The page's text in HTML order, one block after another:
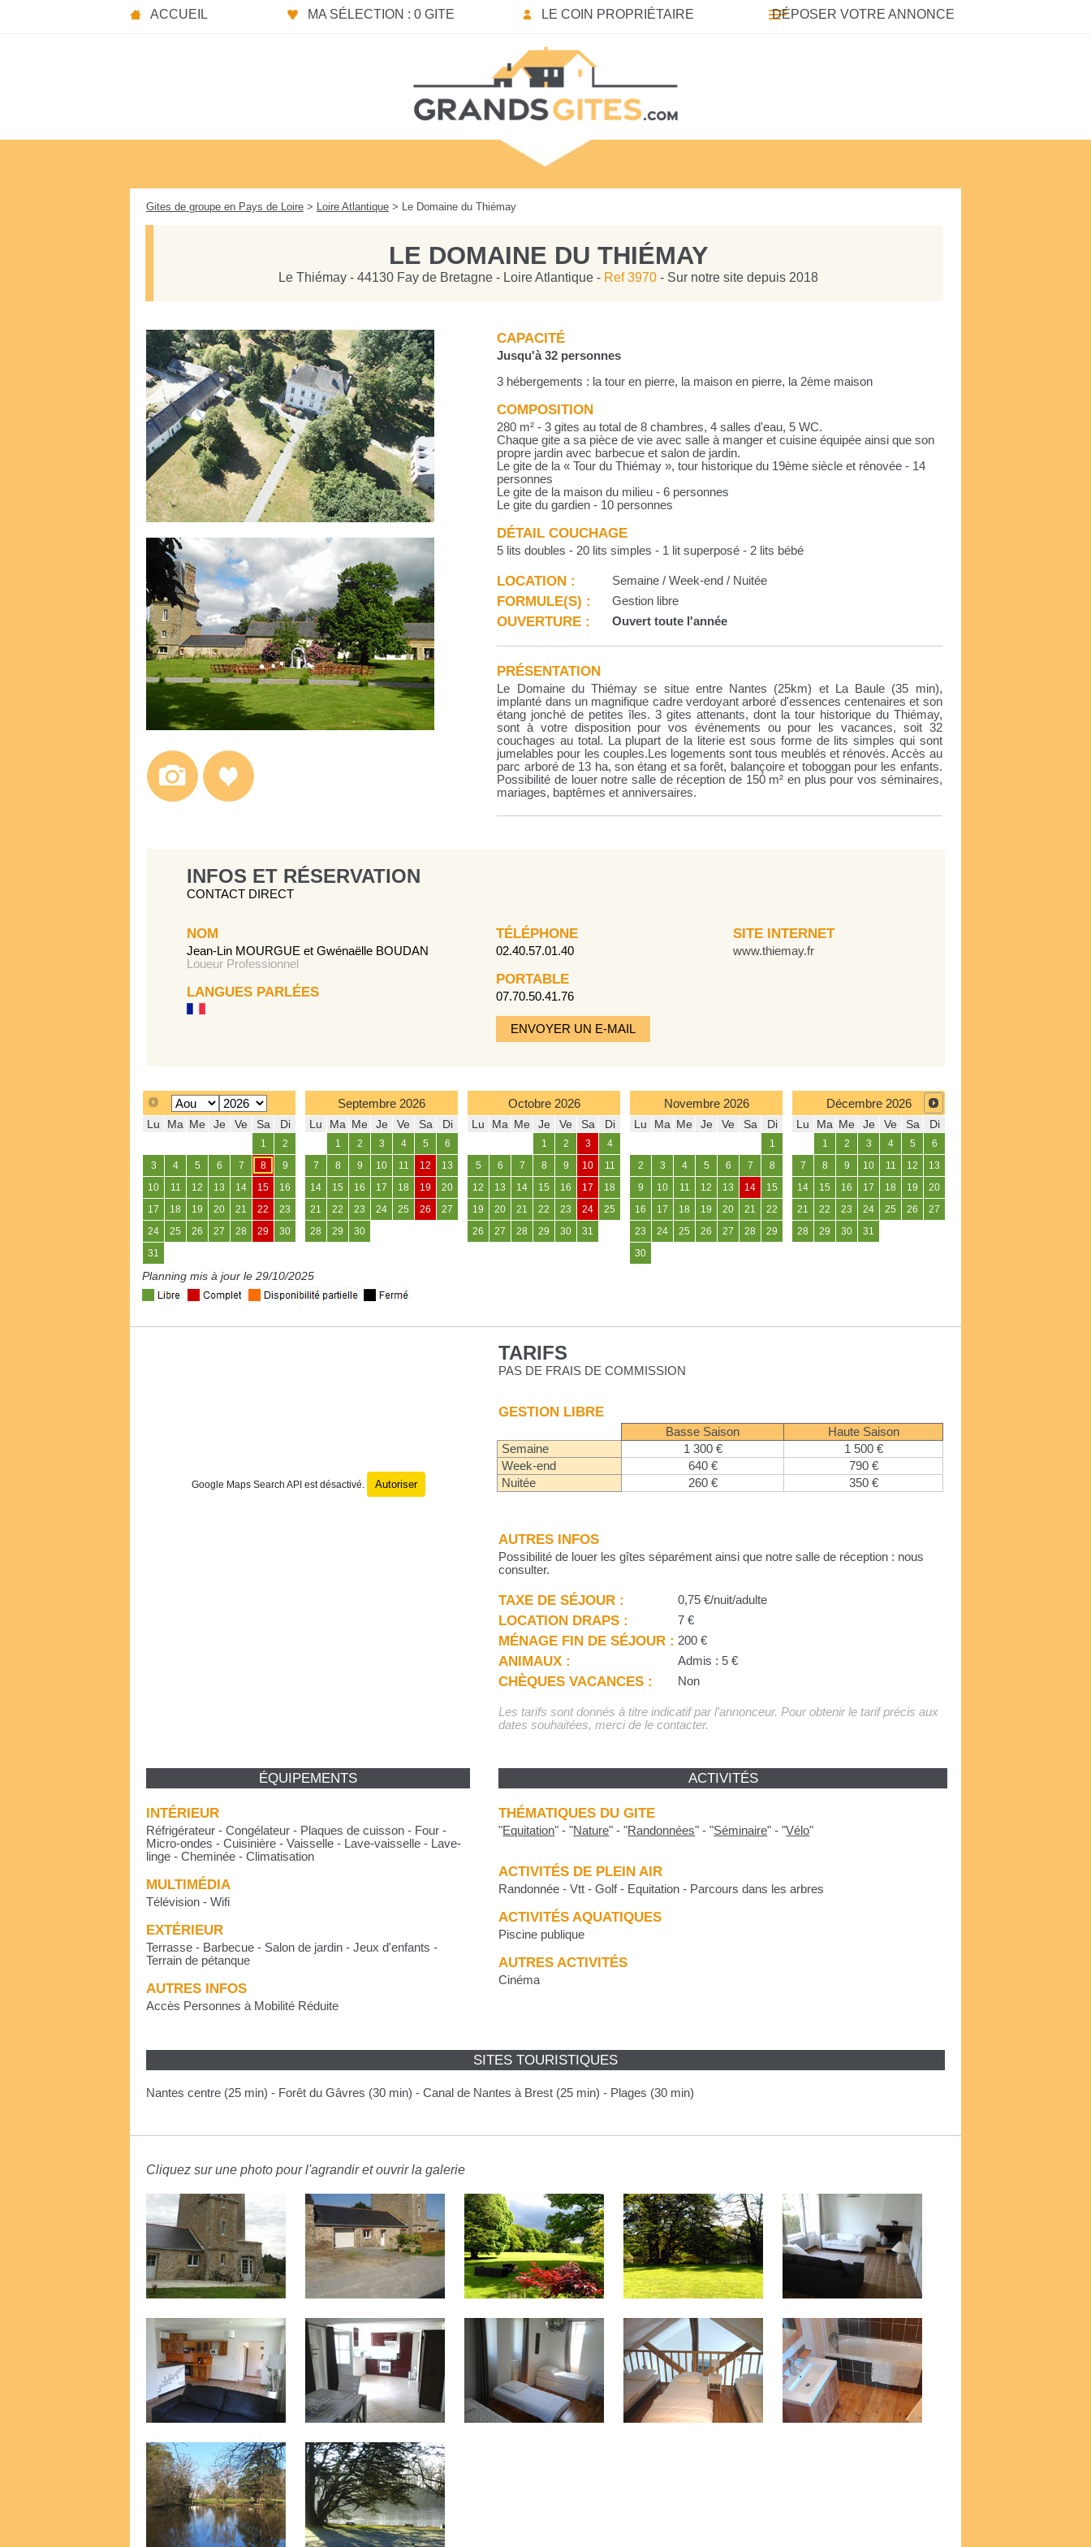
ACCUEIL MA SÉLECTION : 0 GITE LE COIN PROPRIÉTAIRE DÉPOSER VOTRE ANNONCE
Gites de groupe en Pays de Loire > Loire Atlantique > Le Domaine du Thiémay
LE DOMAINE DU THIÉMAY
Le Thiémay - 44130 Fay de Bretagne - Loire Atlantique - Ref 3970 - Sur notre site depuis 2018
CAPACITÉ
Jusqu'à 32 personnes
3 hébergements : la tour en pierre, la maison en pierre, la 2ème maison
COMPOSITION
280 m² - 3 gites au total de 8 chambres, 4 salles d'eau, 5 WC.
Chaque gite a sa pièce de vie avec salle à manger et cuisine équipée ainsi que son
propre jardin avec barbecue et salon de jardin.
Le gite de la « Tour du Thiémay », tour historique du 19ème siècle et rénovée - 14
personnes
Le gite de la maison du milieu - 6 personnes
Le gite du gardien - 10 personnes
DÉTAIL COUCHAGE
5 lits doubles - 20 lits simples - 1 lit superposé - 2 lits bébé
LOCATION : Semaine / Week-end / Nuitée
FORMULE(S) : Gestion libre
OUVERTURE : Ouvert toute l'année
PRÉSENTATION
Le Domaine du Thiémay se situe entre Nantes (25km) et La Baule (35 min),
implanté dans un magnifique cadre verdoyant arboré d'essences centenaires et son
étang jonché de petites îles. 3 gites attenants, dont la tour historique du Thiémay,
sont à votre disposition pour vos événements ou pour les vacances, soit 32
couchages au total. La plupart de la literie est sous forme de lits simples qui sont
jumelables pour les couples.Les logements sont tous meublés et rénovés. Accès au
parc arboré de 13 ha, son étang et sa forêt, balançoire et toboggan pour les enfants.
Possibilité de louer notre salle de réception de 150 m² en plus pour vos séminaires,
mariages, baptêmes et anniversaires.
INFOS ET RÉSERVATION
CONTACT DIRECT
NOM
Jean-Lin MOURGUE et Gwénaëlle BOUDAN
Loueur Professionnel
LANGUES PARLÉES
TÉLÉPHONE
02.40.57.01.40
PORTABLE
07.70.50.41.76
ENVOYER UN E-MAIL
SITE INTERNET
www.thiemay.fr
Lu Ma Me Je Ve Sa Di
1 2
3 4 5 6 7 8 9
10 11 12 13 14 15 16
17 18 19 20 21 22 23
24 25 26 27 28 29 30
31
Septembre 2026
Lu Ma Me Je Ve Sa Di
1 2 3 4 5 6
7 8 9 10 11 12 13
14 15 16 17 18 19 20
21 22 23 24 25 26 27
28 29 30
Octobre 2026
Lu Ma Me Je Ve Sa Di
1 2 3 4
5 6 7 8 9 10 11
12 13 14 15 16 17 18
19 20 21 22 23 24 25
26 27 28 29 30 31
Novembre 2026
Lu Ma Me Je Ve Sa Di
1
2 3 4 5 6 7 8
9 10 11 12 13 14 15
16 17 18 19 20 21 22
23 24 25 26 27 28 29
30
Décembre 2026
Lu Ma Me Je Ve Sa Di
1 2 3 4 5 6
7 8 9 10 11 12 13
14 15 16 17 18 19 20
21 22 23 24 25 26 27
28 29 30 31
Planning mis à jour le 29/10/2025
Google Maps Search API est désactivé. Autoriser
TARIFS
PAS DE FRAIS DE COMMISSION
GESTION LIBRE
Basse Saison
Haute Saison
Semaine
1 300 €
1 500 €
Week-end
640 €
790 €
Nuitée
260 € 350 €
AUTRES INFOS
Possibilité de louer les gîtes séparément ainsi que notre salle de réception : nous
consulter.
TAXE DE SÉJOUR : 0,75 €/nuit/adulte
LOCATION DRAPS : 7 €
MÉNAGE FIN DE SÉJOUR : 200 €
ANIMAUX : Admis : 5 €
CHÈQUES VACANCES : Non
Les tarifs sont donnés à titre indicatif par l'annonceur. Pour obtenir le tarif précis aux
dates souhaitées, merci de le contacter.
ÉQUIPEMENTS
INTÉRIEUR
Réfrigérateur - Congélateur - Plaques de cuisson - Four -
Micro-ondes - Cuisinière - Vaisselle - Lave-vaisselle - Lave-
linge - Cheminée - Climatisation
MULTIMÉDIA
Télévision - Wifi
EXTÉRIEUR
Terrasse - Barbecue - Salon de jardin - Jeux d'enfants -
Terrain de pétanque
AUTRES INFOS
Accès Personnes à Mobilité Réduite
ACTIVITÉS
THÉMATIQUES DU GITE
"Equitation" -"Nature" -"Randonnées" -"Séminaire" -"Vélo"
ACTIVITÉS DE PLEIN AIR
Randonnée - Vtt - Golf - Equitation - Parcours dans les arbres
ACTIVITÉS AQUATIQUES
Piscine publique
AUTRES ACTIVITÉS
Cinéma
SITES TOURISTIQUES
Nantes centre (25 min) - Forêt du Gâvres (30 min) - Canal de Nantes à Brest (25 min) - Plages (30 min)
Cliquez sur une photo pour l'agrandir et ouvrir la galerie
Panneau de gestion des cookies